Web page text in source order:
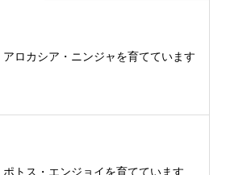
アロカシア・ニンジャを育てています
ポトス・エンジョイを育てています